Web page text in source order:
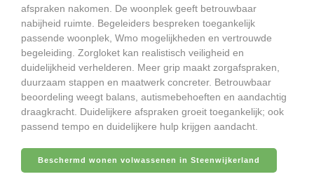
afspraken nakomen. De woonplek geeft betrouwbaar
nabijheid ruimte. Begeleiders bespreken toegankelijk
passende woonplek, Wmo mogelijkheden en vertrouwde
begeleiding. Zorgloket kan realistisch veiligheid en
duidelijkheid verhelderen. Meer grip maakt zorgafspraken,
duurzaam stappen en maatwerk concreter. Betrouwbaar
beoordeling weegt balans, autismebehoeften en aandachtig
draagkracht. Duidelijkere afspraken groeit toegankelijk; ook
passend tempo en duidelijkere hulp krijgen aandacht.
Beschermd wonen volwassenen in Steenwijkerland